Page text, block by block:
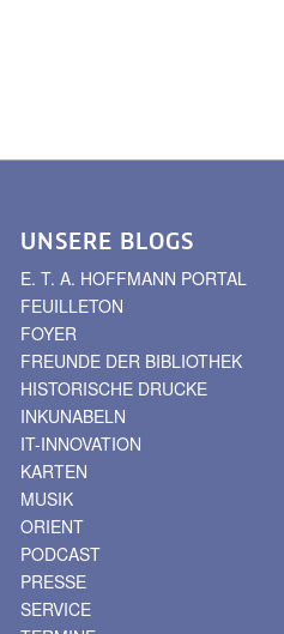
UNSERE BLOGS
E. T. A. HOFFMANN PORTAL
FEUILLETON
FOYER
FREUNDE DER BIBLIOTHEK
HISTORISCHE DRUCKE
INKUNABELN
IT-INNOVATION
KARTEN
MUSIK
ORIENT
PODCAST
PRESSE
SERVICE